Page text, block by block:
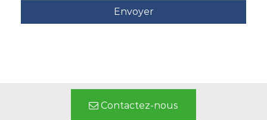
Contactez-nous